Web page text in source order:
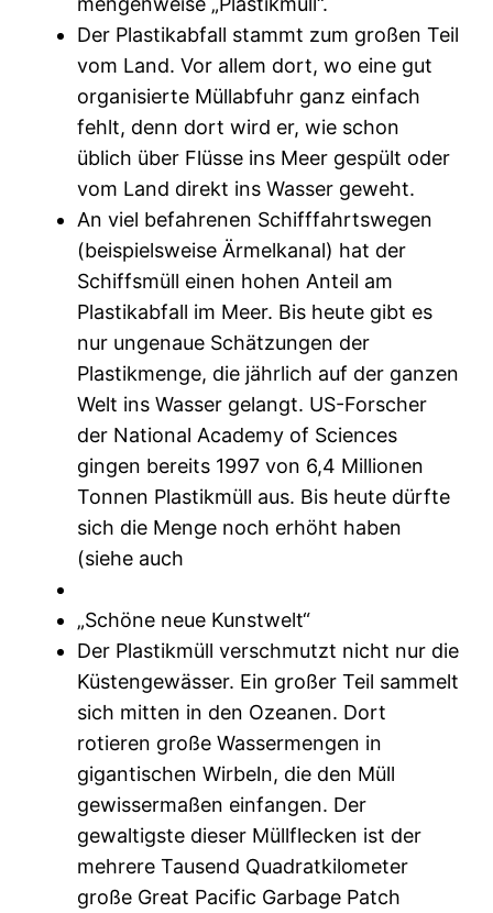
Der Plastikabfall stammt zum großen Teil
vom Land. Vor allem dort, wo eine gut
organisierte Müllabfuhr ganz einfach
fehlt, denn dort wird er, wie schon
üblich über Flüsse ins Meer gespült oder
vom Land direkt ins Wasser geweht.
An viel befahrenen Schifffahrtswegen
(beispielsweise Ärmelkanal) hat der
Schiffsmüll einen hohen Anteil am
Plastikabfall im Meer. Bis heute gibt es
nur ungenaue Schätzungen der
Plastikmenge, die jährlich auf der ganzen
Welt ins Wasser gelangt. US-Forscher
der National Academy of Sciences
gingen bereits 1997 von 6,4 Millionen
Tonnen Plastikmüll aus. Bis heute dürfte
sich die Menge noch erhöht haben
(siehe auch
„Schöne neue Kunstwelt“
Der Plastikmüll verschmutzt nicht nur die
Küstengewässer. Ein großer Teil sammelt
sich mitten in den Ozeanen. Dort
rotieren große Wassermengen in
gigantischen Wirbeln, die den Müll
gewissermaßen einfangen. Der
gewaltigste dieser Müllflecken ist der
mehrere Tausend Quadratkilometer
große Great Pacific Garbage Patch